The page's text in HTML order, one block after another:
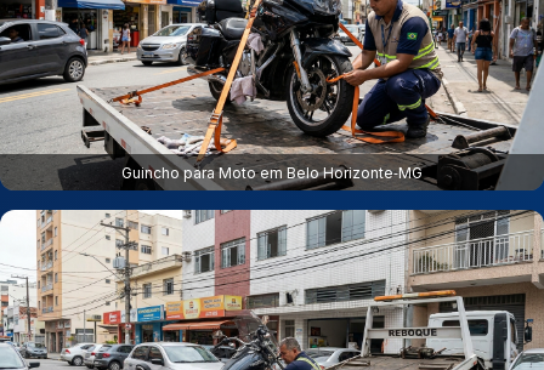
Guincho para Moto em Belo Horizonte‑MG